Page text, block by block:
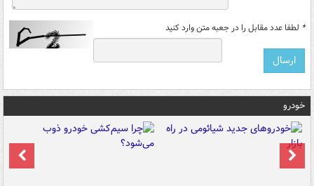
* لطفا عدد مقابل را در جعبه متن وارد کنید
خودرو